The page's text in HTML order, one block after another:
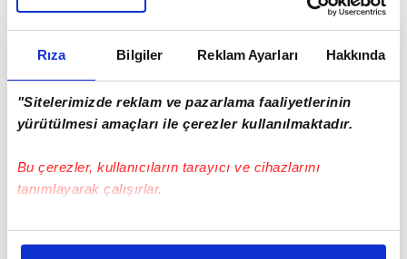
Rıza Bilgiler Reklam Ayarları Hakkında
"Sitelerimizde reklam ve pazarlama faaliyetlerinin
yürütülmesi amaçları ile çerezler kullanılmaktadır.
Bu çerezler, kullanıcıların tarayıcı ve cihazlarını
tanımlayarak çalışırlar.
Bu çerezlere izin vermeniz halinde sizlere özel
Eljif, Fenerbahçe'nin, Atiker Konyaspor
forma şansı buldu. 18 yaşındaki futbolcu, 60.
dakikada oyuna girdiği mücadelede 7 dakika